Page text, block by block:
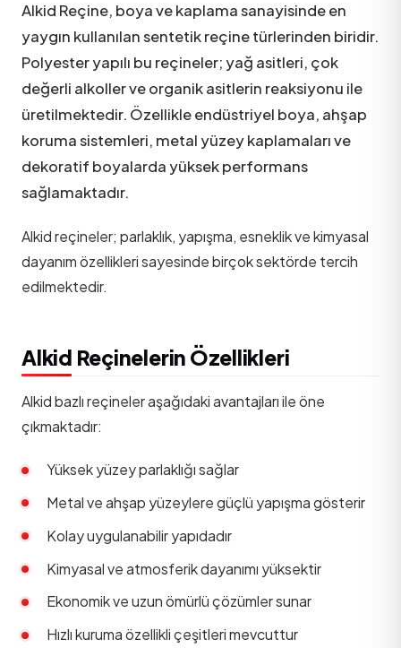
Alkid Reçine, boya ve kaplama sanayisinde en
yaygın kullanılan sentetik reçine türlerinden biridir.
Polyester yapılı bu reçineler; yağ asitleri, çok
değerli alkoller ve organik asitlerin reaksiyonu ile
üretilmektedir. Özellikle endüstriyel boya, ahşap
koruma sistemleri, metal yüzey kaplamaları ve
dekoratif boyalarda yüksek performans
sağlamaktadır.
Alkid reçineler; parlaklık, yapışma, esneklik ve kimyasal
dayanım özellikleri sayesinde birçok sektörde tercih
edilmektedir.
Alkid Reçinelerin Özellikleri
Alkid bazlı reçineler aşağıdaki avantajları ile öne
çıkmaktadır:
Yüksek yüzey parlaklığı sağlar
Metal ve ahşap yüzeylere güçlü yapışma gösterir
Kolay uygulanabilir yapıdadır
Kimyasal ve atmosferik dayanımı yüksektir
Ekonomik ve uzun ömürlü çözümler sunar
Hızlı kuruma özellikli çeşitleri mevcuttur